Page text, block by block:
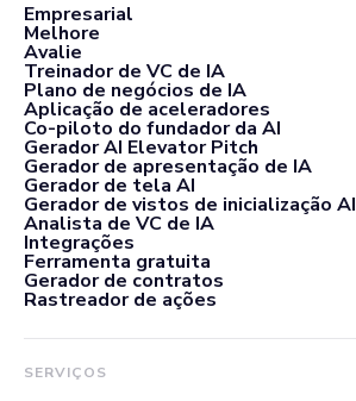
Empresarial
Melhore
Avalie
Treinador de VC de IA
Plano de negócios de IA
Aplicação de aceleradores
Co-piloto do fundador da AI
Gerador AI Elevator Pitch
Gerador de apresentação de IA
Gerador de tela AI
Gerador de vistos de inicialização AI
Analista de VC de IA
Integrações
Ferramenta gratuita
Gerador de contratos
Rastreador de ações
SERVIÇOS